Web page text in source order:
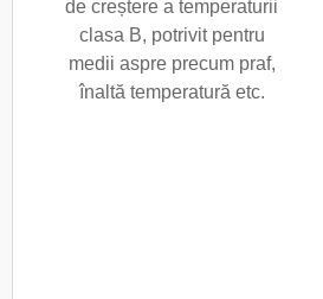
de creștere a temperaturii
clasa B, potrivit pentru
medii aspre precum praf,
înaltă temperatură etc.